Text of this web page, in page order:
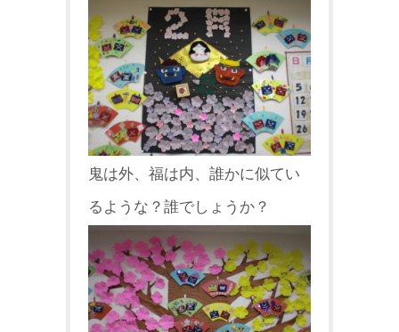
鬼は外、福は内、誰かに似てい
るような？誰でしょうか？